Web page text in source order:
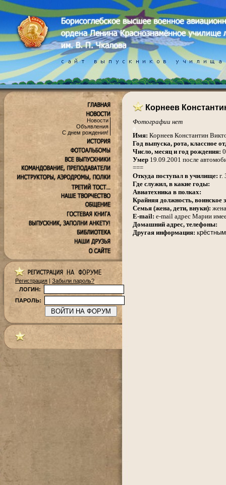
Новости
Объявления
С днем рождения!
Регистрация | Забыли пароль?
ЛОГИН:
ПАРОЛЬ:
Корнеев
Фотографии нет
ф
Имя: Корнеев Константин
Год выпуска, рота, классное
Число, месяц и год рождения:
Умер 19.09.2001 после
===
Откуда поступал в училище: г.
Где служил, в какие годы:
Авиатехника в полках:
Крайняя должность, воинское
Семья (жена, дети, внуки):
E-mail: e-mail адрес Марии
Домашний адрес, телефоны:
Другая информация: к